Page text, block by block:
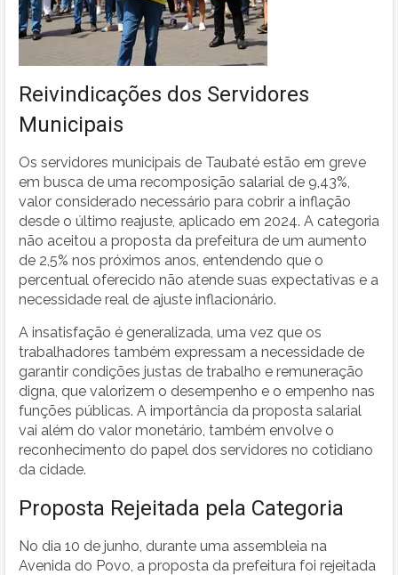
Reivindicações dos Servidores
Municipais
Os servidores municipais de Taubaté estão em greve
em busca de uma recomposição salarial de 9,43%,
valor considerado necessário para cobrir a inflação
desde o último reajuste, aplicado em 2024. A categoria
não aceitou a proposta da prefeitura de um aumento
de 2,5% nos próximos anos, entendendo que o
percentual oferecido não atende suas expectativas e a
necessidade real de ajuste inflacionário.
A insatisfação é generalizada, uma vez que os
trabalhadores também expressam a necessidade de
garantir condições justas de trabalho e remuneração
digna, que valorizem o desempenho e o empenho nas
funções públicas. A importância da proposta salarial
vai além do valor monetário, também envolve o
reconhecimento do papel dos servidores no cotidiano
da cidade.
Proposta Rejeitada pela Categoria
No dia 10 de junho, durante uma assembleia na
Avenida do Povo, a proposta da prefeitura foi rejeitada